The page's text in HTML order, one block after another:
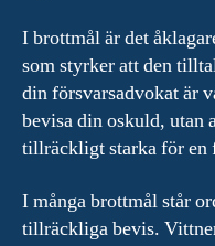
I brottmål är det
som styrker att den
din försvarsadvokat är
bevisa din oskuld, utan
tillräckligt starka för en
I många brottmål står
tillräckliga bevis.